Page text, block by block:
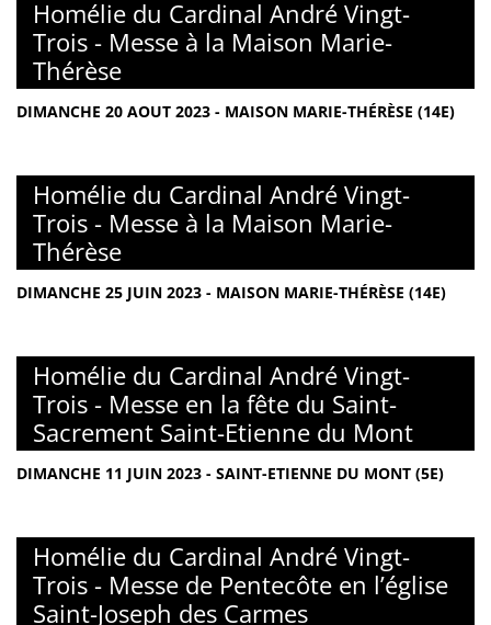
Homélie du Cardinal André Vingt-
Trois - Messe à la Maison Marie-
Thérèse
DIMANCHE 20 AOUT 2023 - MAISON MARIE-THÉRÈSE (14E)
Homélie du Cardinal André Vingt-
Trois - Messe à la Maison Marie-
Thérèse
DIMANCHE 25 JUIN 2023 - MAISON MARIE-THÉRÈSE (14E)
Homélie du Cardinal André Vingt-
Trois - Messe en la fête du Saint-
Sacrement Saint-Etienne du Mont
DIMANCHE 11 JUIN 2023 - SAINT-ETIENNE DU MONT (5E)
Homélie du Cardinal André Vingt-
Trois - Messe de Pentecôte en l’église
Saint-Joseph des Carmes